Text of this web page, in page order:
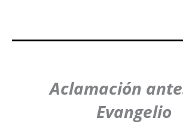
Aclamación
Evangelio